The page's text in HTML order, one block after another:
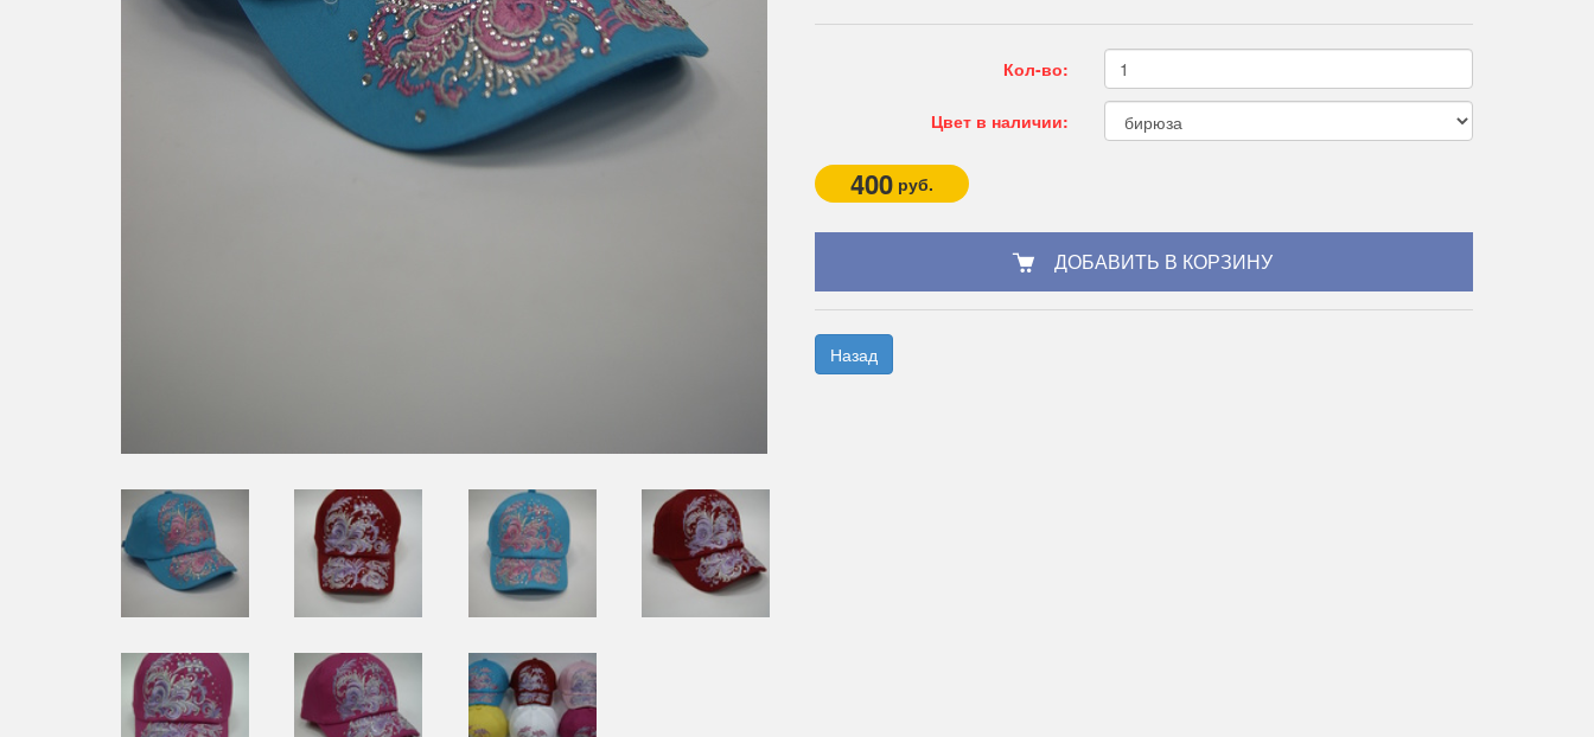
Кол-во:
Цвет в наличии:
400 руб.
Назад